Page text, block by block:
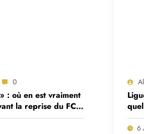
0
: où en est vraiment
la reprise du FC
6